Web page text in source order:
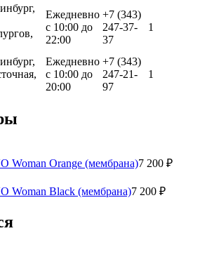
Ежедневно
с 10:00 до
22:00
+7 (343)
247-37-
37
1
Ежедневно
с 10:00 до
20:00
+7 (343)
247-21-
97
1
Woman Orange (мембрана)7 200 ₽
Woman Black (мембрана)7 200 ₽